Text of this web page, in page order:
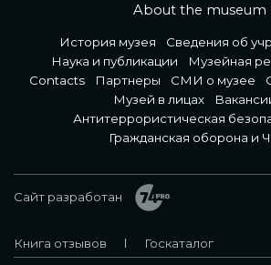
About the museum
История музея
Сведения об
Наука и публикации
Музейная
Contacts
Партнеры СМИ о музее
Музей в лицах
Антитеррористическая
Гражданская оборона и
Сайт разработан
Книга отзывов Госкаталог